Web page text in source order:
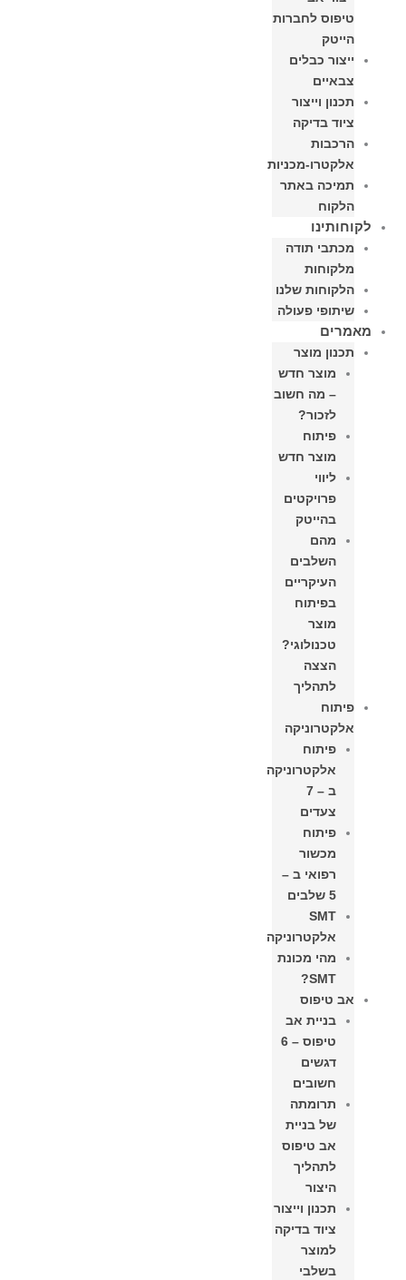
טיפוס לחברות
הייטק
ייצור כבלים
צבאיים
תכנון וייצור
ציוד בדיקה
הרכבות
אלקטרו-מכניות
תמיכה באתר
הלקוח
לקוחותינו
מכתבי תודה
מלקוחות
הלקוחות שלנו
שיתופי פעולה
מאמרים
תכנון מוצר
מוצר חדש
– מה חשוב
לזכור?
פיתוח
מוצר חדש
ליווי
פרויקטים
בהייטק
מהם
השלבים
העיקריים
בפיתוח
מוצר
טכנולוגי?
הצצה
לתהליך
פיתוח
אלקטרוניקה
פיתוח
אלקטרוניקה
ב – 7
צעדים
פיתוח
מכשור
רפואי ב –
5 שלבים
SMT
אלקטרוניקה
מהי מכונת
SMT?
אב טיפוס
בניית אב
טיפוס – 6
דגשים
חשובים
תרומתה
של בניית
אב טיפוס
לתהליך
היצור​
תכנון וייצור
ציוד בדיקה
למוצר
בשלבי